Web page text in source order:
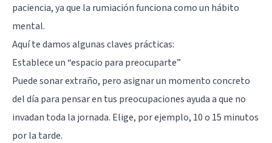
paciencia, ya que la rumiación funciona como un hábito
mental.
Aquí te damos algunas claves prácticas:
Establece un “espacio para preocuparte”
Puede sonar extraño, pero asignar un momento concreto
del día para pensar en tus preocupaciones ayuda a que no
invadan toda la jornada. Elige, por ejemplo, 10 o 15 minutos
por la tarde.